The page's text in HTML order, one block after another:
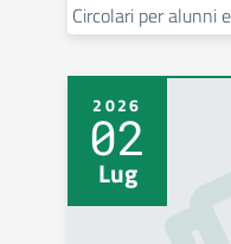
Circolari per alunni
2026
02
Lug